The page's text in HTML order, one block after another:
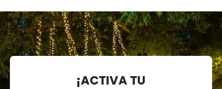
¡ACTIVA TU